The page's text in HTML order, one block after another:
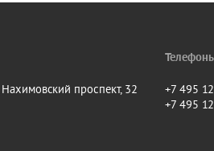
проспект, 32
+7 495
+7 495